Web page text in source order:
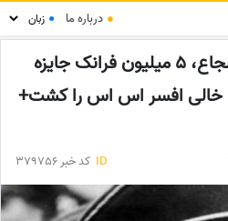
● درباره ما ●
هیتلر برای سر این زن شجاع، 5 میلیون فرانک جایزه
خالی افسر اس اس را کشت+
ID کد خبر 379756